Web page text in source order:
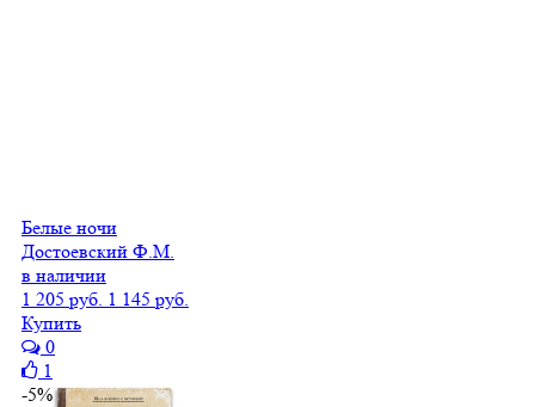
Белые ночи
Достоевский Ф.М.
в наличии
1 205 руб. 1 145 руб.
Купить
0
1
-5%